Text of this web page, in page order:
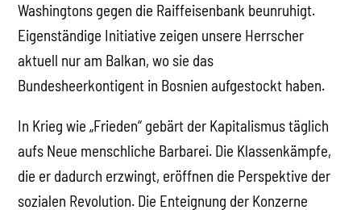
Washingtons gegen die Raiffeisenbank beunruhigt.
Eigenständige Initiative zeigen unsere Herrscher
aktuell nur am Balkan, wo sie das
Bundesheerkontigent in Bosnien aufgestockt haben.
In Krieg wie „Frieden“ gebärt der Kapitalismus täglich
aufs Neue menschliche Barbarei. Die Klassenkämpfe,
die er dadurch erzwingt, eröffnen die Perspektive der
sozialen Revolution. Die Enteignung der Konzerne